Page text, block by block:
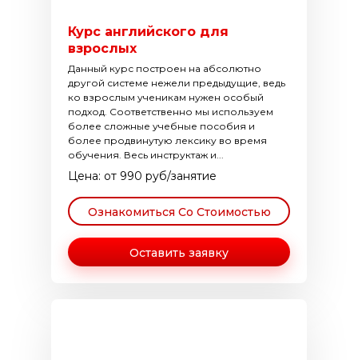
Курс английского для
взрослых
Данный курс построен на абсолютно
другой системе нежели предыдущие, ведь
ко взрослым ученикам нужен особый
подход. Соответственно мы используем
более сложные учебные пособия и
более продвинутую лексику во время
обучения. Весь инструктаж и...
Цена: от 990 руб/занятие
Ознакомиться Со Стоимостью
Оставить заявку